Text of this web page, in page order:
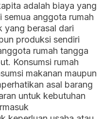
adalah biaya yang
semua anggota rumah
yang berasal dari
produksi sendiri
rumah tangga
Konsumsi rumah
makanan maupun
asal barang
untuk kebutuhan